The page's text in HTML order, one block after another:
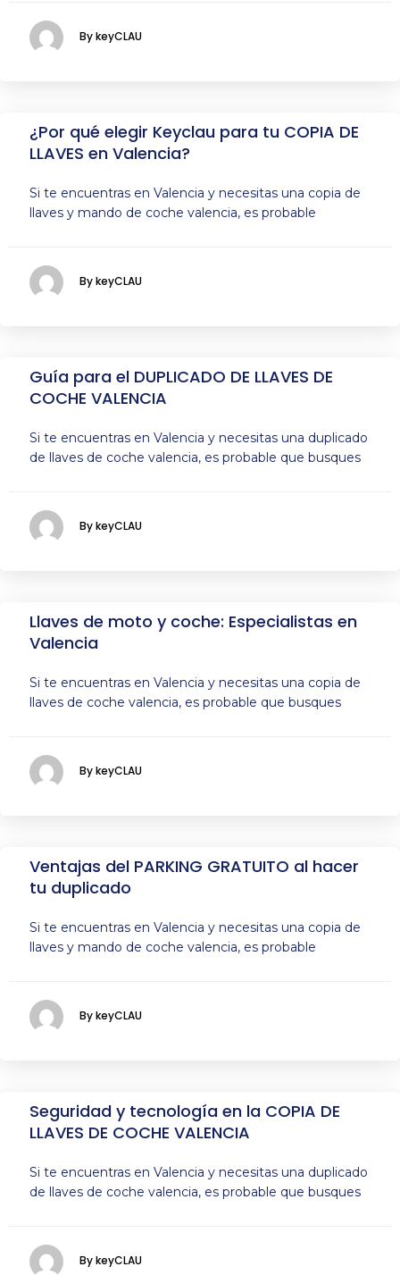
By keyCLAU
¿Por qué elegir Keyclau para tu COPIA DE
LLAVES en Valencia?
Si te encuentras en Valencia y necesitas una copia de
llaves y mando de coche valencia, es probable
By keyCLAU
Guía para el DUPLICADO DE LLAVES DE
COCHE VALENCIA
Si te encuentras en Valencia y necesitas una duplicado
de llaves de coche valencia, es probable que busques
By keyCLAU
Llaves de moto y coche: Especialistas en
Valencia
Si te encuentras en Valencia y necesitas una copia de
llaves de coche valencia, es probable que busques
By keyCLAU
Ventajas del PARKING GRATUITO al hacer
tu duplicado
Si te encuentras en Valencia y necesitas una copia de
llaves y mando de coche valencia, es probable
By keyCLAU
Seguridad y tecnología en la COPIA DE
LLAVES DE COCHE VALENCIA
Si te encuentras en Valencia y necesitas una duplicado
de llaves de coche valencia, es probable que busques
By keyCLAU